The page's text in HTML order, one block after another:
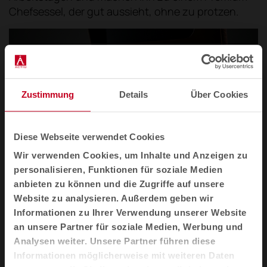
Zustimmung Details Über Cookies
Diese Webseite verwendet Cookies
Wir verwenden Cookies, um Inhalte und Anzeigen zu
personalisieren, Funktionen für soziale Medien
anbieten zu können und die Zugriffe auf unsere
Website zu analysieren. Außerdem geben wir
Informationen zu Ihrer Verwendung unserer Website
an unsere Partner für soziale Medien, Werbung und
Analysen weiter. Unsere Partner führen diese
Informationen möglicherweise mit weiteren Daten
Chefsessel, der gut aussieht, ohne zu protzen.
„Aurea" kommt vom lateinischen „aureus“,
was „golden“, „leuchtend“, „edel“ bedeutet. In
der römischen Antike stand dieser Begriff für